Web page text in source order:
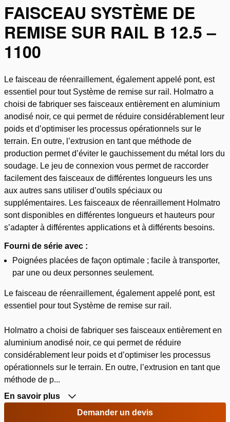
FAISCEAU SYSTÈME DE
REMISE SUR RAIL B 12.5 –
1100
Le faisceau de réenraillement, également appelé pont, est
essentiel pour tout Système de remise sur rail. Holmatro a
choisi de fabriquer ses faisceaux entièrement en aluminium
anodisé noir, ce qui permet de réduire considérablement leur
poids et d’optimiser les processus opérationnels sur le
terrain. En outre, l’extrusion en tant que méthode de
production permet d’éviter le gauchissement du métal lors du
soudage. Le jeu de connexion vous permet de raccorder
facilement des faisceaux de différentes longueurs les uns
aux autres sans utiliser d’outils spéciaux ou
supplémentaires. Les faisceaux de réenraillement Holmatro
sont disponibles en différentes longueurs et hauteurs pour
s’adapter à différentes applications et à différents besoins.
Fourni de série avec :
Poignées placées de façon optimale ; facile à transporter,
par une ou deux personnes seulement.
Le faisceau de réenraillement, également appelé pont, est
essentiel pour tout Système de remise sur rail.
Holmatro a choisi de fabriquer ses faisceaux entièrement en
aluminium anodisé noir, ce qui permet de réduire
considérablement leur poids et d’optimiser les processus
opérationnels sur le terrain. En outre, l’extrusion en tant que
méthode de p...
En savoir plus
Demander un devis